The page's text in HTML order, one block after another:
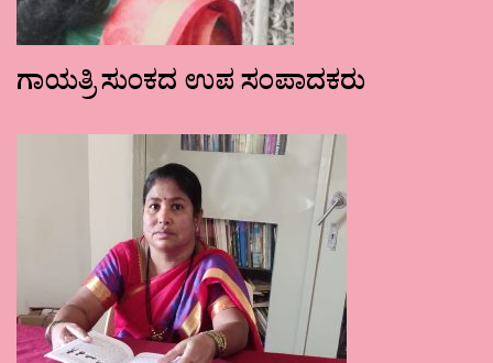
ಗಾಯತ್ರಿ ಸುಂಕದ ಉಪ ಸಂಪಾದಕರು